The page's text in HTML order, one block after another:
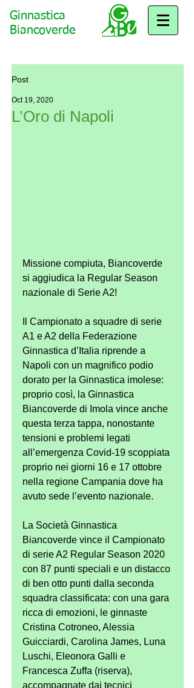
Ginnastica
Biancoverde
Post
L’Oro di Napoli
Oct 19, 2020
Missione compiuta, Biancoverde
si aggiudica la Regular Season
nazionale di Serie A2!
Il Campionato a squadre di serie
A1 e A2 della Federazione
Ginnastica d’Italia riprende a
Napoli con un magnifico podio
dorato per la Ginnastica imolese:
proprio così, la Ginnastica
Biancoverde di Imola vince anche
questa terza tappa, nonostante
tensioni e problemi legati
all’emergenza Covid-19 scoppiata
proprio nei giorni 16 e 17 ottobre
nella regione Campania dove ha
avuto sede l’evento nazionale.
La Società Ginnastica
Biancoverde vince il Campionato
di serie A2 Regular Season 2020
con 87 punti speciali e un distacco
di ben otto punti dalla seconda
squadra classificata: con una gara
ricca di emozioni, le ginnaste
Cristina Cotroneo, Alessia
Guicciardi, Carolina James, Luna
Luschi, Eleonora Galli e
Francesca Zuffa (riserva),
accompagnate dai tecnici